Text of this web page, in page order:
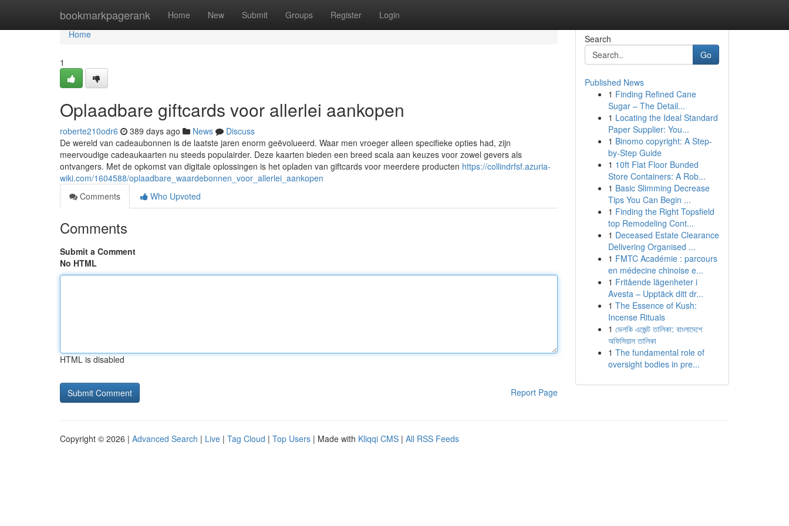
bookmarkpagerank Home New Submit Groups Register Login
Home
Home
1
Oplaadbare giftcards voor allerlei aankopen
roberte210odr6 389 days ago News
Discuss
De wereld van cadeaubonnen is de laatste jaren enorm geëvolueerd. Waar men vroeger alleen specifieke opties had, zijn
meervoudige cadeaukaarten nu steeds populairder. Deze kaarten bieden een breed scala aan keuzes voor zowel gevers als
ontvangers. Met de opkomst van digitale oplossingen is het opladen van giftcards voor meerdere producten https://collindrfsf.azuria-
wiki.com/1604588/oplaadbare_waardebonnen_voor_allerlei_aankopen
Comments
Who Upvoted
Comments
Submit a Comment
No HTML
HTML is disabled
Report Page
Search
Go
Published News
1 Finding Refined Cane
Sugar – The Detail...
1 Locating the Ideal Standard
Paper Supplier: You...
1 Binomo copyright: A Step-
by-Step Guide
1 10ft Flat Floor Bunded
Store Containers: A Rob...
1 Basic Slimming Decrease
Tips You Can Begin ...
1 Finding the Right Topsfield
top Remodeling Cont...
1 Deceased Estate Clearance
Delivering Organised ...
1 FMTC Académie : parcours
en médecine chinoise e...
1 Fritående lägenheter i
Avesta – Upptäck ditt dr...
1 The Essence of Kush:
Incense Rituals
1 ভেলকি এজেন্ট তালিকা: বাংলাদেশে
অফিসিয়াল তালিকা
1 The fundamental role of
oversight bodies in pre...
Copyright © 2026 | Advanced Search | Live | Tag Cloud | Top Users | Made with Kliqqi CMS | All RSS Feeds